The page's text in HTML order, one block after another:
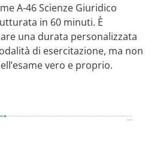
A-46 Scienze Giuridico
in 60 minuti. È
una durata personalizzata
di esercitazione, ma non
vero e proprio.